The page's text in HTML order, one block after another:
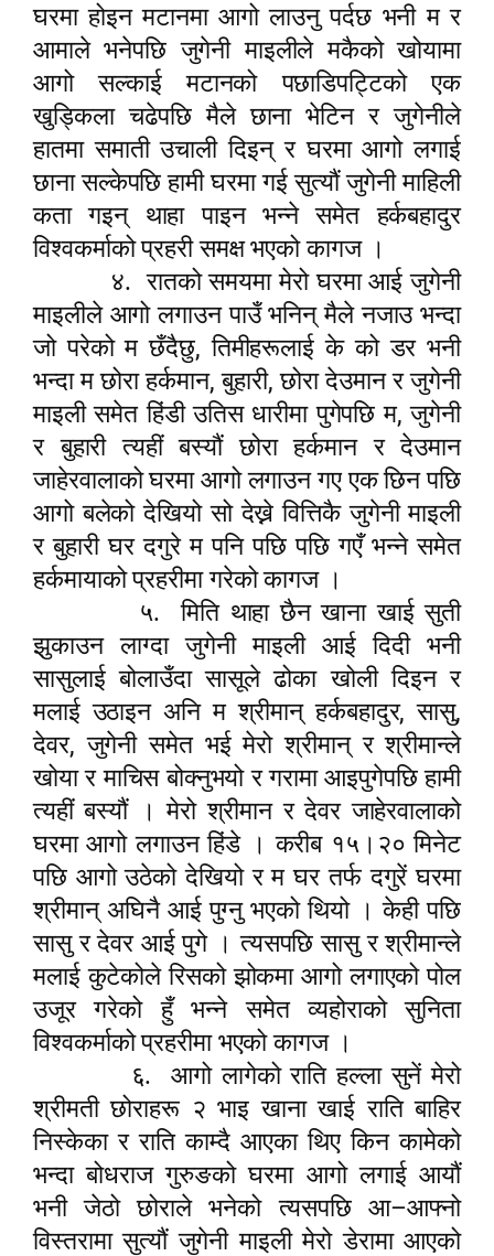
घरमा होइन मटानमा आगो लाउनु पर्दछ भनी म र
आमाले भनेपछि जुगेनी माइलीले मकैको खोयामा
आगो सल्काई मटानको पछाडिपट्टिको एक
खुड्किला चढेपछि मैले छाना भेटिन र जुगेनीले
हातमा समाती उचाली दिइन् र घरमा आगो लगाई
छाना सल्केपछि हामी घरमा गई सुत्यौं जुगेनी माहिली
कता गइन् थाहा पाइन भन्ने समेत हर्कबहादुर
विश्वकर्माको प्रहरी समक्ष भएको कागज ।
४. रातको समयमा मेरो घरमा आई जुगेनी
माइलीले आगो लगाउन पाउँ भनिन् मैले नजाउ भन्दा
जो परेको म छँदैछु,तिमीहरूलाई के को डर भनी
भन्दा म छोरा हर्कमान,बुहारी,छोरा देउमान र जुगेनी
माइली समेत हिंडी उतिस धारीमा पुगेपछि म,जुगेनी
र बुहारी त्यहीं बस्यौं छोरा हर्कमान र देउमान
जाहेरवालाको घरमा आगो लगाउन गए एक छिन पछि
आगो बलेको देखियो सो देख्ने वित्तिकै जुगेनी माइली
र बुहारी घर दगुरे म पनि पछि पछि गएँ भन्ने समेत
हर्कमायाको प्रहरीमा गरेको कागज ।
५.
मिति थाहा छैन खाना खाई सुती
झुकाउन लाग्दा जुगेनी माइली आई दिदी भनी
सासुलाई बोलाउँदा सासूले ढोका खोली दिइन र
मलाई उठाइन अनि म श्रीमान् हर्कबहादुर,सासु,
देवर,जुगेनी समेत भई मेरो श्रीमान् र श्रीमान्ले
खोया र माचिस बोक्नुभयो र गरामा आइपुगेपछि हामी
त्यहीं बस्यौं । मेरो श्रीमान र देवर जाहेरवालाको
घरमा आगो लगाउन हिंडे । करीब १५।२० मिनेट
पछि आगो उठेको देखियो र म घर तर्फ दगुरें घरमा
श्रीमान् अघिनै आई पुग्नु भएको थियो । केही पछि
सासु र देवर आई पुगे । त्यसपछि सासु र श्रीमान्ले
मलाई कुटेकोले रिसको झोकमा आगो लगाएको पोल
उजूर गरेको हुँ भन्ने समेत व्यहोराको सुनिता
विश्वकर्माको प्रहरीमा भएको कागज ।
६.
आगो लागेको राति हल्ला सुनें मेरो
श्रीमती छोराहरू २ भाइ खाना खाई राति बाहिर
निस्केका र राति काम्दै आएका थिए किन कामेको
भन्दा बोधराज गुरुङको घरमा आगो लगाई आयौं
भनी जेठो छोराले भनेको त्यसपछि आ–आफ्नो
विस्तरामा सुत्यौं जुगेनी माइली मेरो डेरामा आएको